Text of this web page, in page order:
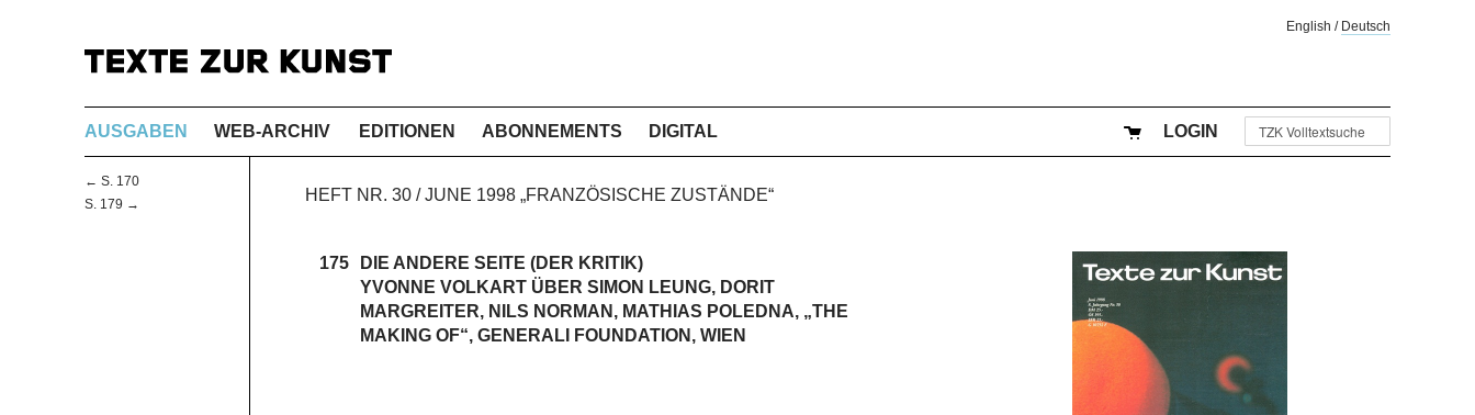
English / Deutsch
AUSGABEN WEB-ARCHIV EDITIONEN ABONNEMENTS DIGITAL LOGIN
← S. 170
S. 179 →
HEFT NR. 30 / JUNE 1998 „FRANZÖSISCHE ZUSTÄNDE“
175
DIE ANDERE SEITE (DER KRITIK)
YVONNE VOLKART ÜBER SIMON LEUNG, DORIT
MARGREITER, NILS NORMAN, MATHIAS POLEDNA, „THE
MAKING OF“, GENERALI FOUNDATION, WIEN